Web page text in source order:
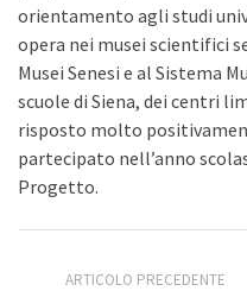
orientamento agli studi
opera nei musei scientifici
Musei Senesi e al Sistema
scuole di Siena, dei centri
risposto molto
partecipato nell’anno
Progetto.
ARTICOLO PRECEDENTE